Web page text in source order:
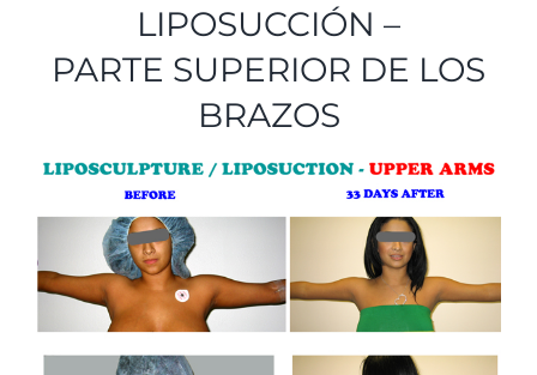
Nuestro equipo
English(Inglés)
Tiếng Việt(Vietnamita)
LIPOSUCCIÓN –
PARTE SUPERIOR DE LOS
BRAZOS